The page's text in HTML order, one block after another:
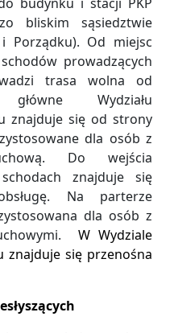
bliskim sąsiedztwie
i Porządku). Od miejsc
prowadzących
trasa wolna od
Wydziału
znajduje się od strony
dla osób z
Do wejścia
znajduje się
Na parterze
dla osób z
W Wydziale
znajduje się przenośna